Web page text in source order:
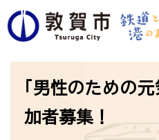
ペ
ー
「男性のための
加者募集！